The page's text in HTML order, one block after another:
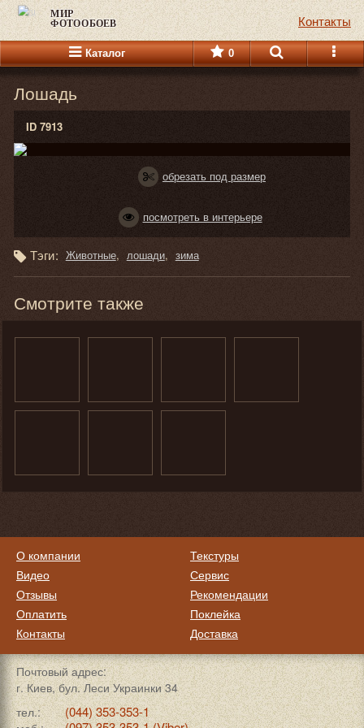
МИР
ФОТООБОЕВ Контакты
Каталог 0
Лошадь
ID 7913
обрезать под размер
посмотреть в интерьере
Тэги: Животные лошади зима
Смотрите также
О компании
Видео
Отзывы
Оплатить
Контакты
Текстуры
Сервис
Рекомендации
Поклейка
Доставка
Почтовый адрес:
г. Киев, бул. Леси Украинки 34
тел.:
(044) 353-353-1